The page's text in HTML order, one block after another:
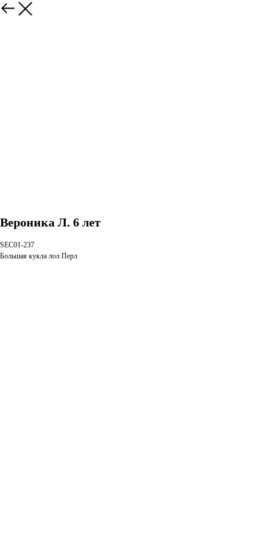
Вероника Л. 6 лет
SEC01-237
Большая кукла лол Перл